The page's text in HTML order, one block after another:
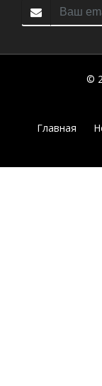
©
Главная